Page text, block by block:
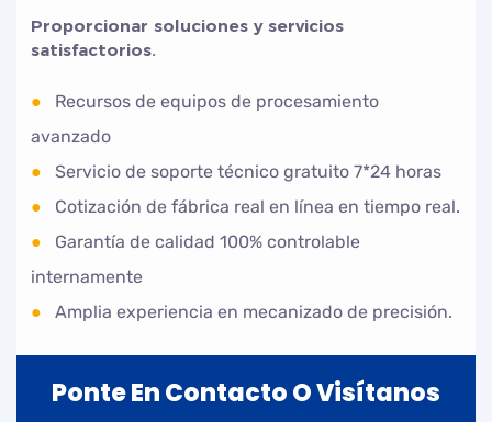
Proporcionar soluciones y servicios
satisfactorios.
●
Recursos de equipos de procesamiento
avanzado
●
Servicio de soporte técnico gratuito 7*24 horas
●
Cotización de fábrica real en línea en tiempo real.
●
Garantía de calidad 100% controlable
internamente
●
Amplia experiencia en mecanizado de precisión.
Ponte En Contacto O Visítanos